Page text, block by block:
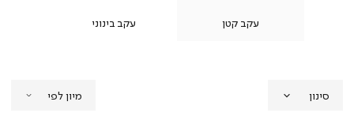
עקב קטן עקב בינוני
סינון